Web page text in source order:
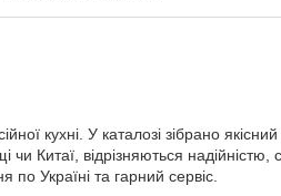
кухні. У каталозі зібрано
Китаї, відрізняються
Україні та гарний сервіс.